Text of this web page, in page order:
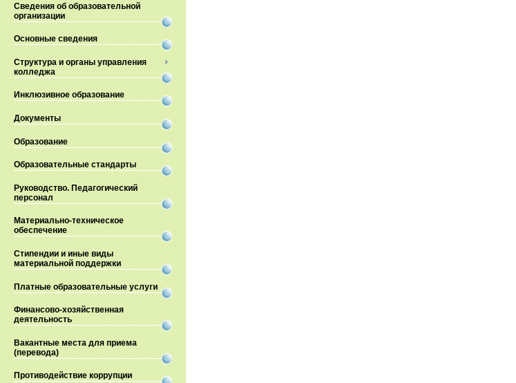
Сведения об образовательной
организации
Основные сведения
Структура и органы управления
колледжа
Инклюзивное образование
Документы
Образование
Образовательные стандарты
Руководство. Педагогический
персонал
Материально-техническое
обеспечение
Стипендии и иные виды
материальной поддержки
Платные образовательные услуги
Финансово-хозяйственная
деятельность
Вакантные места для приема
(перевода)
Противодействие коррупции